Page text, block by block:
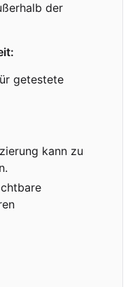
der
getestete
kann zu